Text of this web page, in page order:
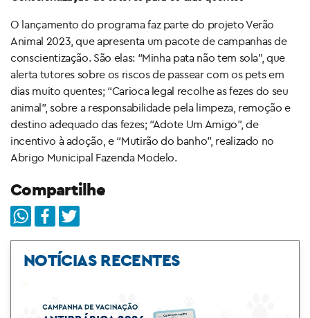
O lançamento do programa faz parte do projeto Verão
Animal 2023, que apresenta um pacote de campanhas de
conscientização. São elas: “Minha pata não tem sola”, que
alerta tutores sobre os riscos de passear com os pets em
dias muito quentes; “Carioca legal recolhe as fezes do seu
animal”, sobre a responsabilidade pela limpeza, remoção e
destino adequado das fezes; “Adote Um Amigo”, de
incentivo à adoção, e “Mutirão do banho”, realizado no
Abrigo Municipal Fazenda Modelo.
Compartilhe
NOTÍCIAS RECENTES